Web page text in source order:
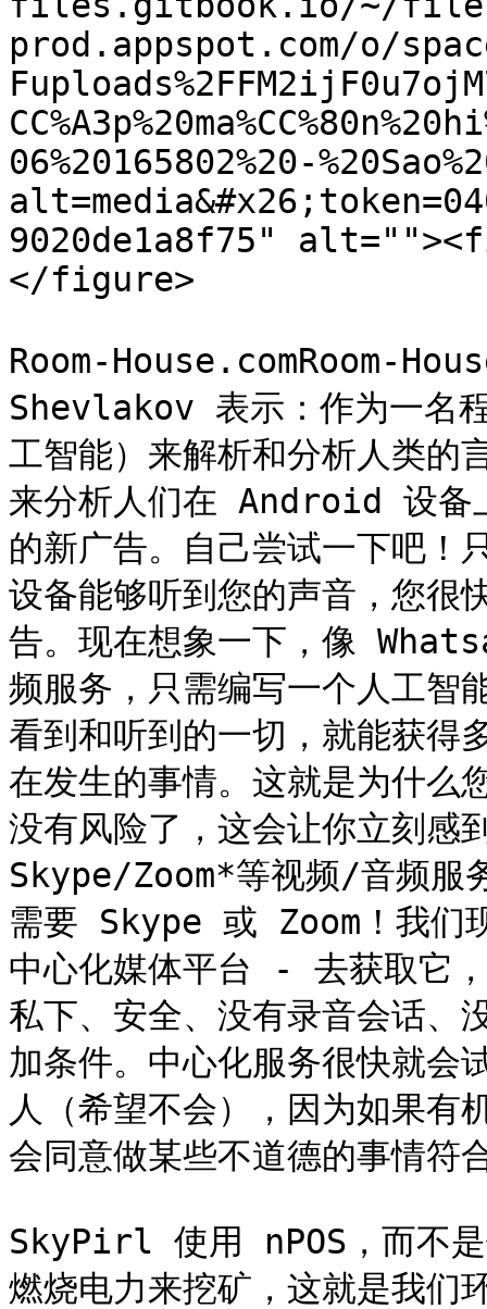
prod.appspot.com/o/
06%20165802%20-
9020de1a8f75"
</figure>
Room-House.comRoom-
Shevlakov 表示：作为一名
工智能）来解析和分析人类的
来分析人们在 Android 设备
的新广告。自己尝试一下吧
设备能够听到您的声音，您
告。现在想象一下，像
频服务，只需编写一个人工智
看到和听到的一切，就能获得
在发生的事情。这就是为什么
没有风险了，这会让你立刻感
Skype/Zoom*等视频/音频服
需要 Skype 或 Zoom！我们
中心化媒体平台 - 去获取它
私下、安全、没有录音会话
加条件。中心化服务很快就会
人（希望不会），因为如果
会同意做某些不道德的事情符
SkyPirl 使用 nPOS，而不是
燃烧电力来挖矿，这就是我们